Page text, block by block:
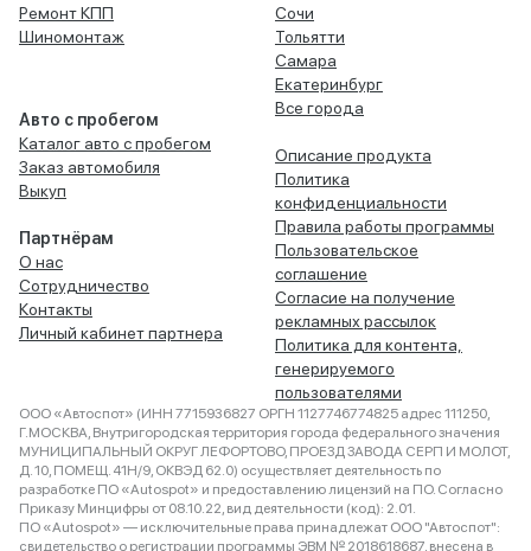
Ремонт КПП
Шиномонтаж
Авто с пробегом
Каталог авто с пробегом
Заказ автомобиля
Выкуп
Партнёрам
О нас
Сотрудничество
Контакты
Личный кабинет партнера
Сочи
Тольятти
Самара
Екатеринбург
Все города
Описание продукта
Политика
конфиденциальности
Правила работы программы
Пользовательское
соглашение
Согласие на получение
рекламных рассылок
Политика для контента,
генерируемого
пользователями
ООО «Автоспот» (ИНН 7715936827 ОРГН 1127746774825 адрес 111250,
Г.МОСКВА, Внутригородская территория города федерального значения
МУНИЦИПАЛЬНЫЙ ОКРУГ ЛЕФОРТОВО, ПРОЕЗД ЗАВОДА СЕРП И МОЛОТ,
Д. 10, ПОМЕЩ. 41Н/9, ОКВЭД 62.0) осуществляет деятельность по
разработке ПО «Autospot» и предоставлению лицензий на ПО. Согласно
Приказу Минцифры от 08.10.22, вид деятельности (код): 2.01.
ПО «Autospot» — исключительные права принадлежат ООО "Автоспот":
свидетельство о регистрации программы ЭВМ № 2018618687, внесена в